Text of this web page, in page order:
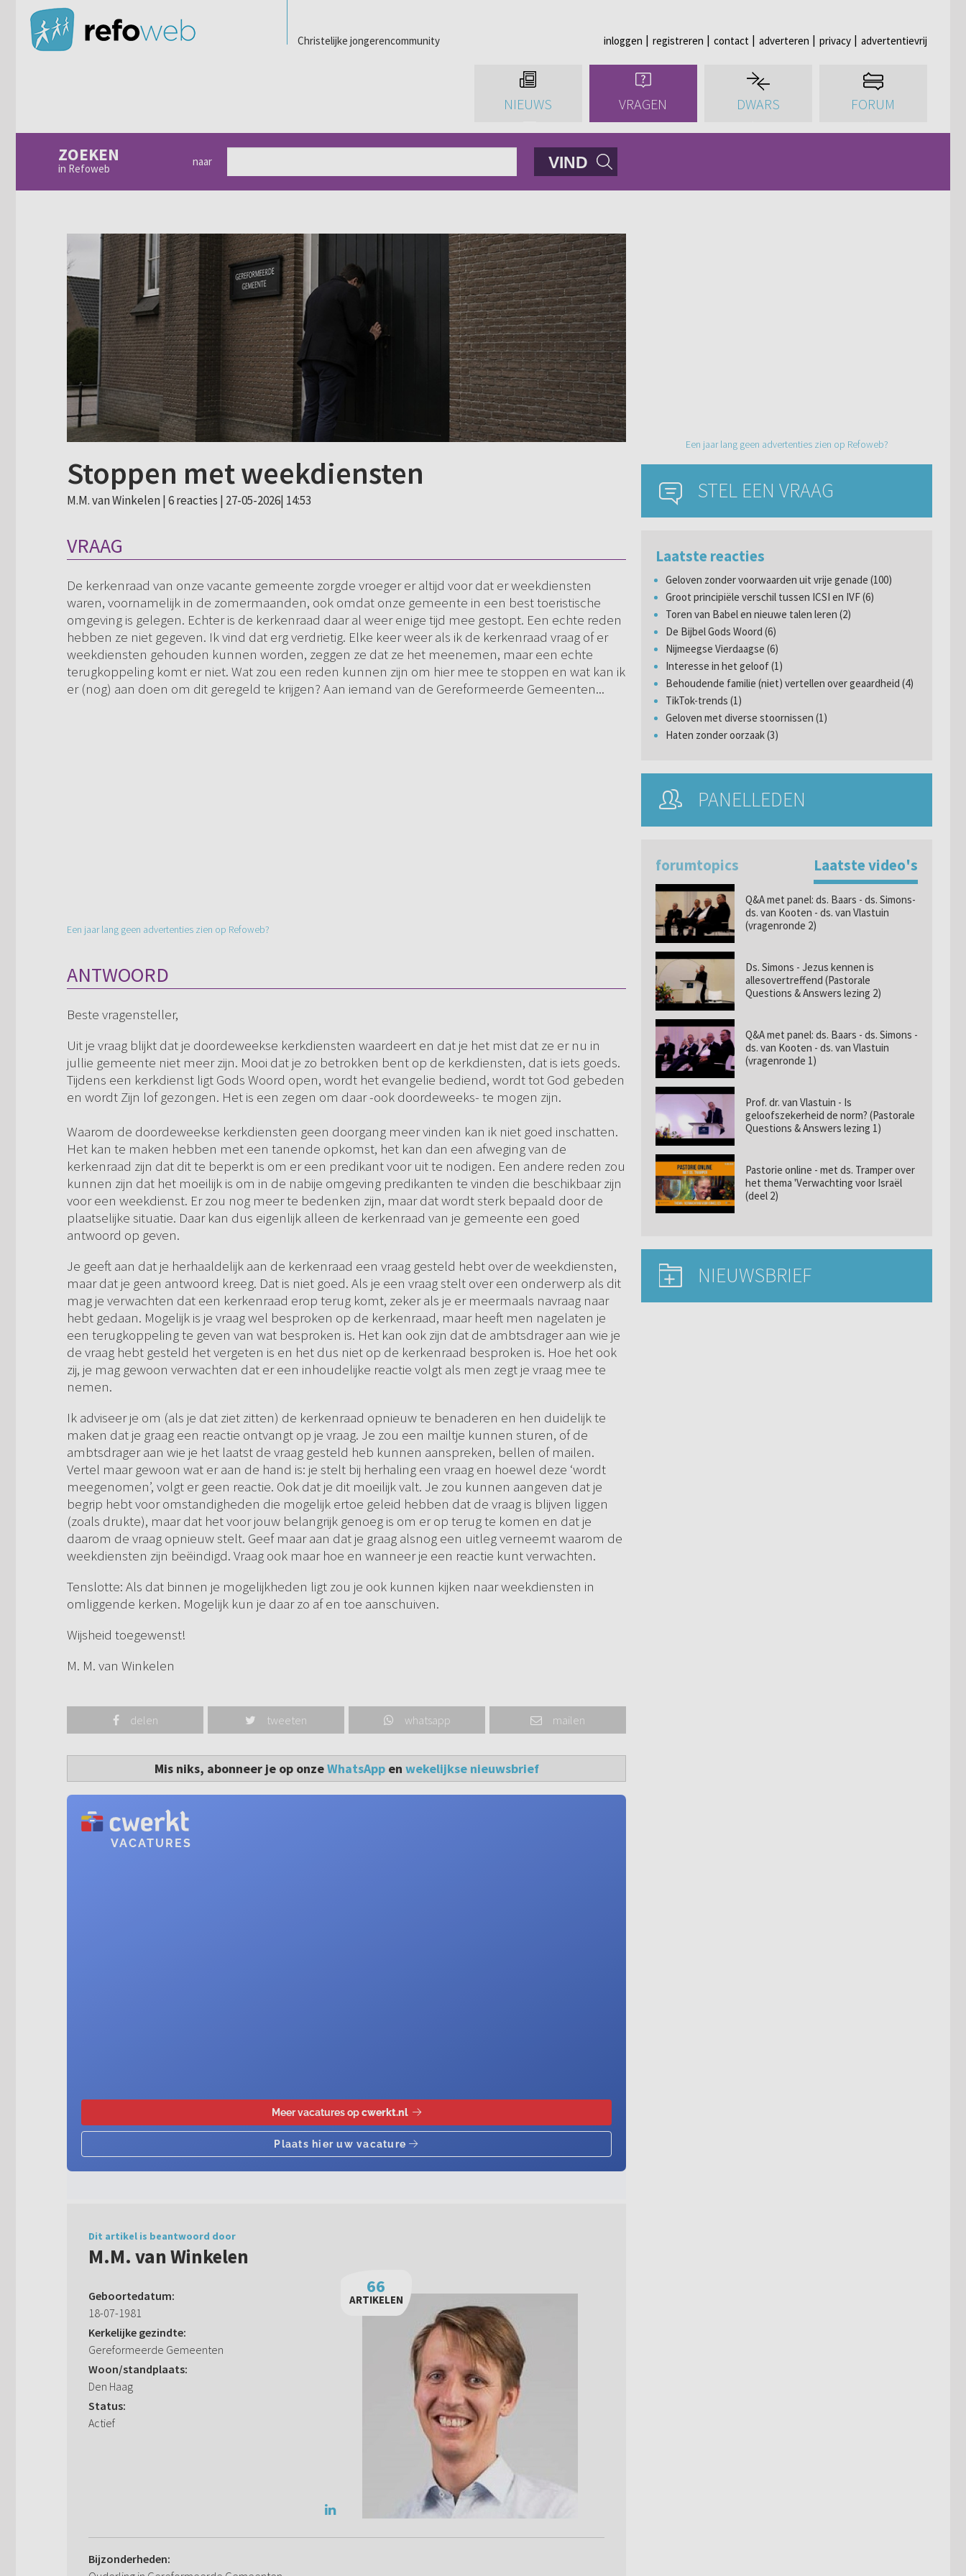
Christelijke jongerencommunity inloggen registreren contact adverteren privacy advertentievrij
NIEUWS VRAGEN DWARS FORUM
ZOEKEN
in Refoweb
naar VIND
Stoppen met weekdiensten
M.M. van Winkelen | 6 reacties | 27-05-2026| 14:53
VRAAG
De kerkenraad van onze vacante gemeente zorgde vroeger er altijd voor dat er weekdiensten
waren, voornamelijk in de zomermaanden, ook omdat onze gemeente in een best toeristische
omgeving is gelegen. Echter is de kerkenraad daar al weer enige tijd mee gestopt. Een echte reden
hebben ze niet gegeven. Ik vind dat erg verdrietig. Elke keer weer als ik de kerkenraad vraag of er
weekdiensten gehouden kunnen worden, zeggen ze dat ze het meenemen, maar een echte
terugkoppeling komt er niet. Wat zou een reden kunnen zijn om hier mee te stoppen en wat kan ik
er (nog) aan doen om dit geregeld te krijgen? Aan iemand van de Gereformeerde Gemeenten...
Een jaar lang geen advertenties zien op Refoweb?
ANTWOORD
Beste vragensteller,
Uit je vraag blijkt dat je doordeweekse kerkdiensten waardeert en dat je het mist dat ze er nu in
jullie gemeente niet meer zijn. Mooi dat je zo betrokken bent op de kerkdiensten, dat is iets goeds.
Tijdens een kerkdienst ligt Gods Woord open, wordt het evangelie bediend, wordt tot God gebeden
en wordt Zijn lof gezongen. Het is een zegen om daar -ook doordeweeks- te mogen zijn.
Waarom de doordeweekse kerkdiensten geen doorgang meer vinden kan ik niet goed inschatten.
Het kan te maken hebben met een tanende opkomst, het kan dan een afweging van de
kerkenraad zijn dat dit te beperkt is om er een predikant voor uit te nodigen. Een andere reden zou
kunnen zijn dat het moeilijk is om in de nabije omgeving predikanten te vinden die beschikbaar zijn
voor een weekdienst. Er zou nog meer te bedenken zijn, maar dat wordt sterk bepaald door de
plaatselijke situatie. Daar kan dus eigenlijk alleen de kerkenraad van je gemeente een goed
antwoord op geven.
Je geeft aan dat je herhaaldelijk aan de kerkenraad een vraag gesteld hebt over de weekdiensten,
maar dat je geen antwoord kreeg. Dat is niet goed. Als je een vraag stelt over een onderwerp als dit
mag je verwachten dat een kerkenraad erop terug komt, zeker als je er meermaals navraag naar
hebt gedaan. Mogelijk is je vraag wel besproken op de kerkenraad, maar heeft men nagelaten je
een terugkoppeling te geven van wat besproken is. Het kan ook zijn dat de ambtsdrager aan wie je
de vraag hebt gesteld het vergeten is en het dus niet op de kerkenraad besproken is. Hoe het ook
zij, je mag gewoon verwachten dat er een inhoudelijke reactie volgt als men zegt je vraag mee te
nemen.
Ik adviseer je om (als je dat ziet zitten) de kerkenraad opnieuw te benaderen en hen duidelijk te
maken dat je graag een reactie ontvangt op je vraag. Je zou een mailtje kunnen sturen, of de
ambtsdrager aan wie je het laatst de vraag gesteld heb kunnen aanspreken, bellen of mailen.
Vertel maar gewoon wat er aan de hand is: je stelt bij herhaling een vraag en hoewel deze ‘wordt
meegenomen’, volgt er geen reactie. Ook dat je dit moeilijk valt. Je zou kunnen aangeven dat je
begrip hebt voor omstandigheden die mogelijk ertoe geleid hebben dat de vraag is blijven liggen
(zoals drukte), maar dat het voor jouw belangrijk genoeg is om er op terug te komen en dat je
daarom de vraag opnieuw stelt. Geef maar aan dat je graag alsnog een uitleg verneemt waarom de
weekdiensten zijn beëindigd. Vraag ook maar hoe en wanneer je een reactie kunt verwachten.
Tenslotte: Als dat binnen je mogelijkheden ligt zou je ook kunnen kijken naar weekdiensten in
omliggende kerken. Mogelijk kun je daar zo af en toe aanschuiven.
Wijsheid toegewenst!
M. M. van Winkelen
delen tweeten whatsapp mailen
Mis niks, abonneer je op onzeWhatsAppen wekelijkse nieuwsbrief
Dit artikel is beantwoord door
M.M. van Winkelen
Geboortedatum:
18-07-1981
Kerkelijke gezindte:
Gereformeerde Gemeenten
Woon/standplaats:
Den Haag
Status:
Actief
66
ARTIKELEN
Bijzonderheden:
Een jaar lang geen advertenties zien op Refoweb?
STEL EEN VRAAG
Laatste reacties
Geloven zonder voorwaarden uit vrije genade (100)
Groot principiële verschil tussen ICSI en IVF (6)
Toren van Babel en nieuwe talen leren (2)
De Bijbel Gods Woord (6)
Nijmeegse Vierdaagse (6)
Interesse in het geloof (1)
Behoudende familie (niet) vertellen over geaardheid (4)
TikTok-trends (1)
Geloven met diverse stoornissen (1)
Haten zonder oorzaak (3)
PANELLEDEN
forumtopics Laatste video's
Q&A met panel: ds. Baars - ds. Simons-
ds. van Kooten - ds. van Vlastuin
(vragenronde 2)
Ds. Simons - Jezus kennen is
allesovertreffend (Pastorale
Questions & Answers lezing 2)
Q&A met panel: ds. Baars - ds. Simons -
ds. van Kooten - ds. van Vlastuin
(vragenronde 1)
Prof. dr. van Vlastuin - Is
geloofszekerheid de norm? (Pastorale
Questions & Answers lezing 1)
Pastorie online - met ds. Tramper over
het thema 'Verwachting voor Israël
(deel 2)
NIEUWSBRIEF